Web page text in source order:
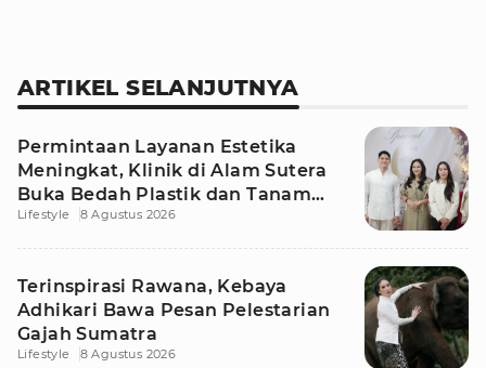
ARTIKEL SELANJUTNYA
Permintaan Layanan Estetika
Meningkat, Klinik di Alam Sutera
Buka Bedah Plastik dan Tanam
Rambut
Lifestyle 8 Agustus 2026
Terinspirasi Rawana, Kebaya
Adhikari Bawa Pesan Pelestarian
Gajah Sumatra
Lifestyle 8 Agustus 2026